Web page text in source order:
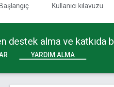
Başlangıç Kullanıcı kılavuzu
destek alma ve katkıda
YARDIM ALMA